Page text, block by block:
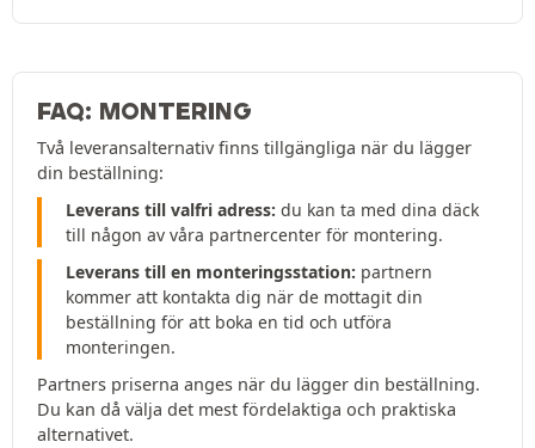
FAQ: MONTERING
Två leveransalternativ finns tillgängliga när du lägger
din beställning:
Leverans till valfri adress: du kan ta med dina däck
till någon av våra partnercenter för montering.
Leverans till en monteringsstation: partnern
kommer att kontakta dig när de mottagit din
beställning för att boka en tid och utföra
monteringen.
Partners priserna anges när du lägger din beställning.
Du kan då välja det mest fördelaktiga och praktiska
alternativet.